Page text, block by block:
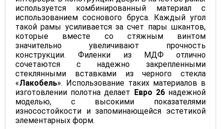
используется комбинированный материал с
использованием соснового бруса. Каждый угол
такой рамы усиливается за счет пары шкантов,
которые вместе со стяжным винтом
значительно увеличивают прочность
конструкции. Филенки из МДФ отлично
сочетаются с надежно закрепленными
стеклянными вставками из черного стекла
«Лакобель». Использование таких материалов в
изготовлении полотна делает Евро 26 надежной
моделью, с высокими показателями
износостойкости и запоминающейся эстетикой
элементарных форм.